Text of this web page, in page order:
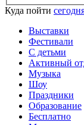
Куда пойти
Выставки
Фестивали
С детьми
Активный
Музыка
Шоу
Праздники
Образование
Бесплатно